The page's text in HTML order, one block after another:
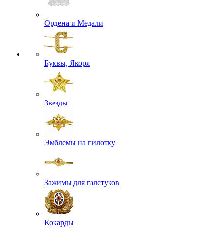
Ордена и Медали
Буквы, Якоря
Звезды
Эмблемы на пилотку
Зажимы для галстуков
Кокарды